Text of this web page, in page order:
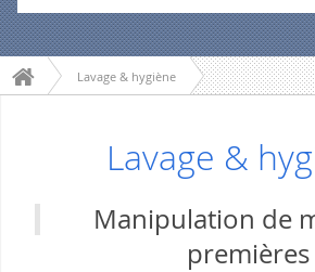
Lavage & hygiène
Lavage &
Manipulation de
premières